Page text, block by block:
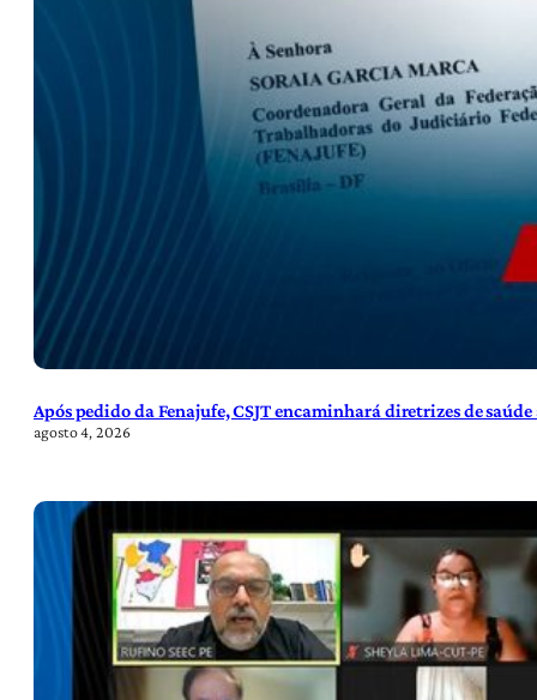
Após pedido da Fenajufe, CSJT encaminhará diretrizes de
agosto 4, 2026